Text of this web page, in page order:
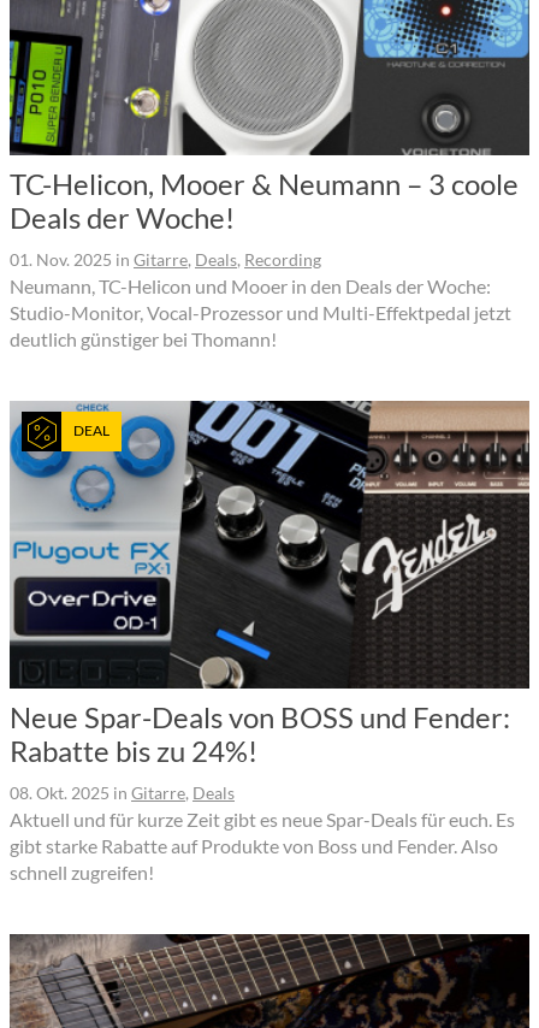
TC-Helicon, Mooer & Neumann – 3 coole
Deals der Woche!
01. Nov. 2025 in Gitarre, Deals, Recording
Neumann, TC-Helicon und Mooer in den Deals der Woche:
Studio-Monitor, Vocal-Prozessor und Multi-Effektpedal jetzt
deutlich günstiger bei Thomann!
DEAL
Neue Spar-Deals von BOSS und Fender:
Rabatte bis zu 24%!
08. Okt. 2025 in Gitarre, Deals
Aktuell und für kurze Zeit gibt es neue Spar-Deals für euch. Es
gibt starke Rabatte auf Produkte von Boss und Fender. Also
schnell zugreifen!